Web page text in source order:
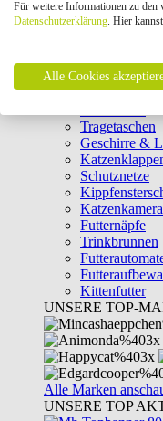
Laserpointer
Clicker &
Weiteres
Tragetaschen
Geschirre &
Schutznetze
Futternäpfe
Trinkbrunnen
Kittenfutter
UNSERE TOP-
Alle Marken
UNSERE TOP
Für weitere Informationen zu den
Datenschutzerklärung. Hier
Alle Cookies